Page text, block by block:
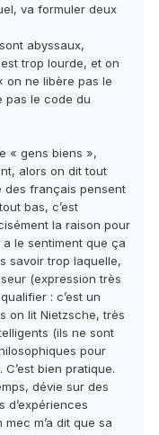
va formuler deux
abyssaux,
trop lourde, et on
on ne libère pas le
pas le code du
« gens biens »,
alors on dit tout
des français pensent
bas, c’est
la raison pour
le sentiment que ça
savoir trop laquelle,
(expression très
: c’est un
on lit Nietzsche, très
(ils ne sont
pour
bien pratique.
dévie sur des
d’expériences
m’a dit que sa